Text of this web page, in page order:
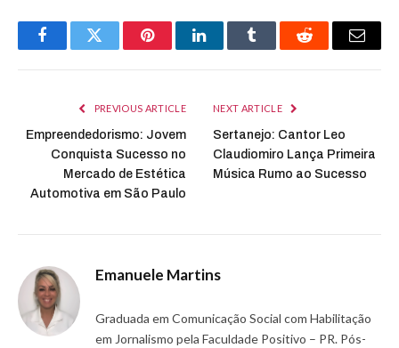
FacebookTwitter PinterestLinkedInTumblr Reddit Email
PREVIOUS ARTICLE
Empreendedorismo: Jovem
Conquista Sucesso no
Mercado de Estética
Automotiva em São Paulo
NEXT ARTICLE
Sertanejo: Cantor Leo
Claudiomiro Lança Primeira
Música Rumo ao Sucesso
Emanuele Martins
Graduada em Comunicação Social com Habilitação
em Jornalismo pela Faculdade Positivo – PR. Pós-